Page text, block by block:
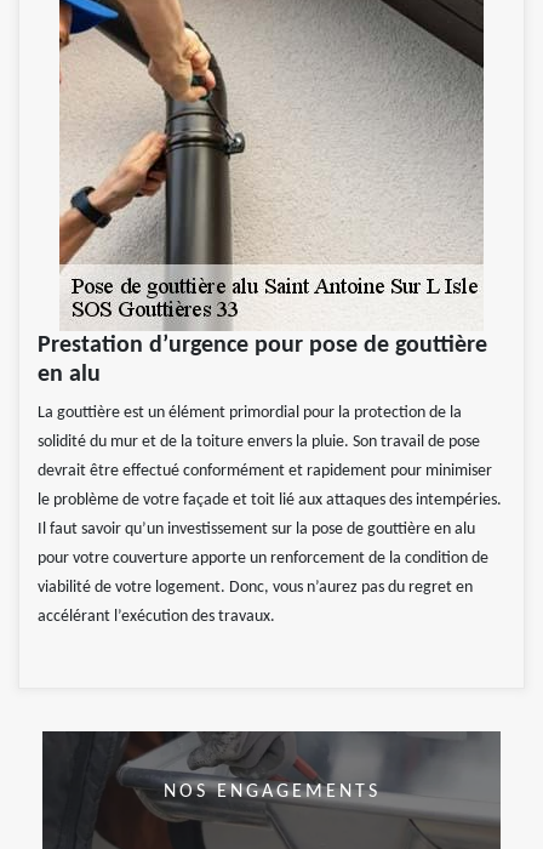
Prestation d’urgence pour pose de gouttière
en alu
La gouttière est un élément primordial pour la protection de la
solidité du mur et de la toiture envers la pluie. Son travail de pose
devrait être effectué conformément et rapidement pour minimiser
le problème de votre façade et toit lié aux attaques des intempéries.
Il faut savoir qu’un investissement sur la pose de gouttière en alu
pour votre couverture apporte un renforcement de la condition de
viabilité de votre logement. Donc, vous n’aurez pas du regret en
accélérant l’exécution des travaux.
NOS ENGAGEMENTS